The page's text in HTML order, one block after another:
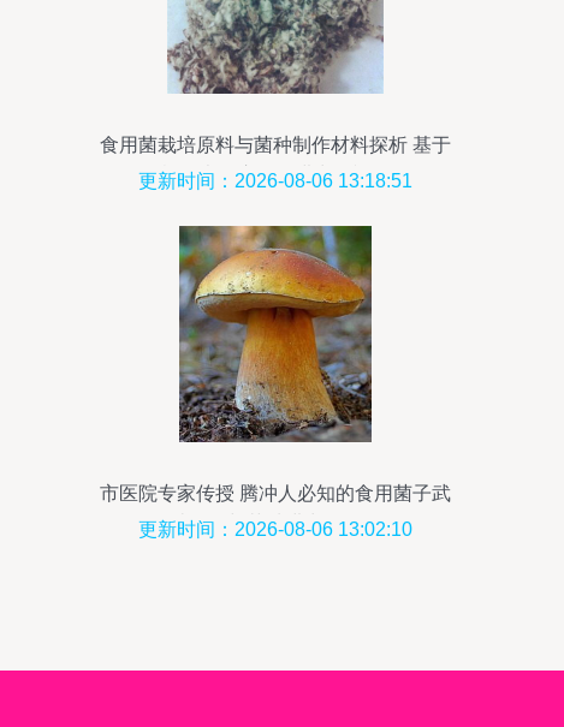
食用菌栽培原料与菌种制作材料探析 基于
棉籽壳的应用及进出口视角
更新时间：2026-08-06 13:18:51
市医院专家传授 腾冲人必知的食用菌子武
林秘籍与菌种进出口须知
更新时间：2026-08-06 13:02:10